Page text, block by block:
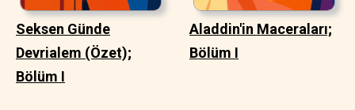
Seksen Günde
Devrialem (Özet);
Bölüm I
Aladdin'in Maceraları;
Bölüm I